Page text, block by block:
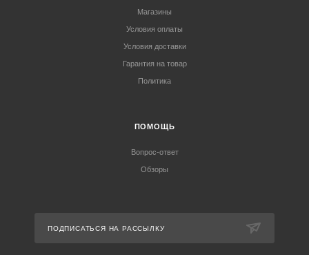
Магазины
Условия оплаты
Условия доставки
Гарантия на товар
Политика
ПОМОЩЬ
Вопрос-ответ
Обзоры
ПОДПИСАТЬСЯ НА РАССЫЛКУ